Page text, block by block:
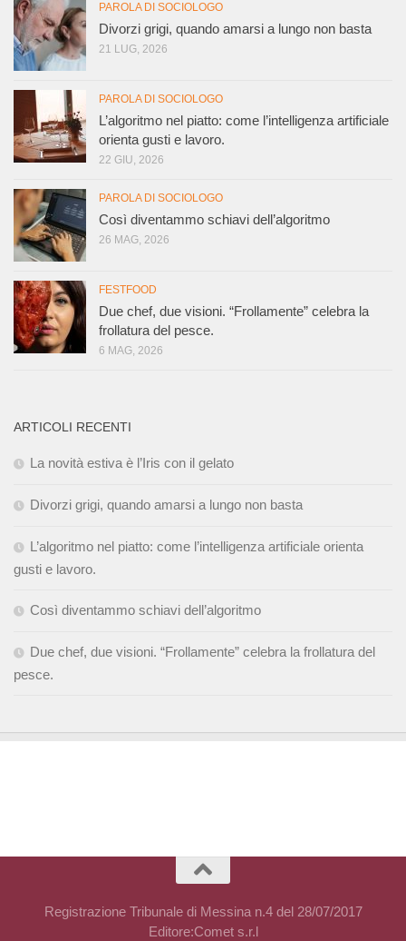
PAROLA DI SOCIOLOGO
Divorzi grigi, quando amarsi a lungo non basta
21 LUG, 2026
PAROLA DI SOCIOLOGO
L’algoritmo nel piatto: come l’intelligenza artificiale
orienta gusti e lavoro.
22 GIU, 2026
PAROLA DI SOCIOLOGO
Così diventammo schiavi dell’algoritmo
26 MAG, 2026
FESTFOOD
Due chef, due visioni. “Frollamente” celebra la
frollatura del pesce.
6 MAG, 2026
ARTICOLI RECENTI
La novità estiva è l’Iris con il gelato
Divorzi grigi, quando amarsi a lungo non basta
L’algoritmo nel piatto: come l’intelligenza artificiale orienta
gusti e lavoro.
Così diventammo schiavi dell’algoritmo
Due chef, due visioni. “Frollamente” celebra la frollatura del
pesce.
Registrazione Tribunale di Messina n.4 del 28/07/2017
Editore:Comet s.r.l